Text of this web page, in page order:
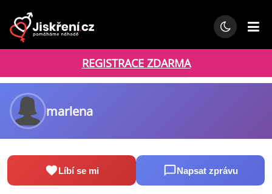
REGISTRACE ZDARMA
marlena
Líbí se mi Napsat zprávu